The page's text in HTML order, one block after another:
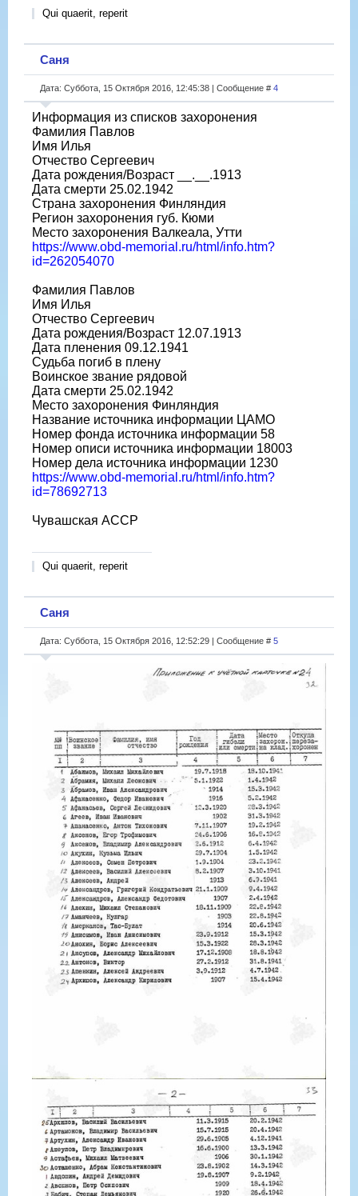
Qui quaerit, reperit
Саня
Дата: Суббота, 15 Октября 2016, 12:45:38 | Сообщение # 4
Информация из списков захоронения
Фамилия Павлов
Имя Илья
Отчество Сергеевич
Дата рождения/Возраст __.__.1913
Дата смерти 25.02.1942
Страна захоронения Финляндия
Регион захоронения губ. Кюми
Место захоронения Валкеала, Утти
https://www.obd-memorial.ru/html/info.htm?
id=262054070
Фамилия Павлов
Имя Илья
Отчество Сергеевич
Дата рождения/Возраст 12.07.1913
Дата пленения 09.12.1941
Судьба погиб в плену
Воинское звание рядовой
Дата смерти 25.02.1942
Место захоронения Финляндия
Название источника информации ЦАМО
Номер фонда источника информации 58
Номер описи источника информации 18003
Номер дела источника информации 1230
https://www.obd-memorial.ru/html/info.htm?
id=78692713
Чувашская АССР
Qui quaerit, reperit
Саня
Дата: Суббота, 15 Октября 2016, 12:52:29 | Сообщение # 5